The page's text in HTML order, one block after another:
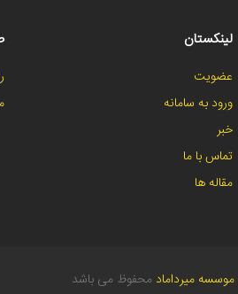
لینکستان
عضویت
ورود به سامانه
خبر
تماس با ما
مقاله ها
موسسه میرداماد محفوظ می باشد